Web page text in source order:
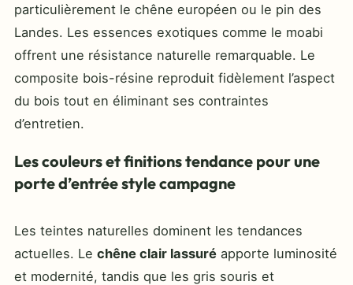
particulièrement le chêne européen ou le pin des
Landes. Les essences exotiques comme le moabi
offrent une résistance naturelle remarquable. Le
composite bois-résine reproduit fidèlement l’aspect
du bois tout en éliminant ses contraintes
d’entretien.
Les couleurs et finitions tendance pour une
porte d’entrée style campagne
Les teintes naturelles dominent les tendances
actuelles. Le chêne clair lassuré apporte luminosité
et modernité, tandis que les gris souris et